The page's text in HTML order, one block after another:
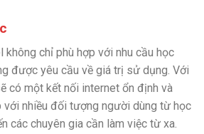
không chỉ phù hợp với nhu cầu học
được yêu cầu về giá trị sử dụng. Với
có một kết nối internet ổn định và
với nhiều đối tượng người dùng từ học
các chuyên gia cần làm việc từ xa.